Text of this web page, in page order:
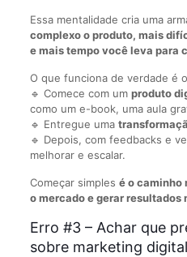
Essa mentalidade cria uma
complexo o produto, mais
e mais tempo você leva para
O que funciona de verdade é
🔹 Comece com um produto
como um e-book, uma aula
🔹 Entregue uma
🔹 Depois, com feedbacks e
melhorar e escalar.
Começar simples é o caminho
o mercado e gerar resultados
Erro #3 – Achar que
sobre marketing digital